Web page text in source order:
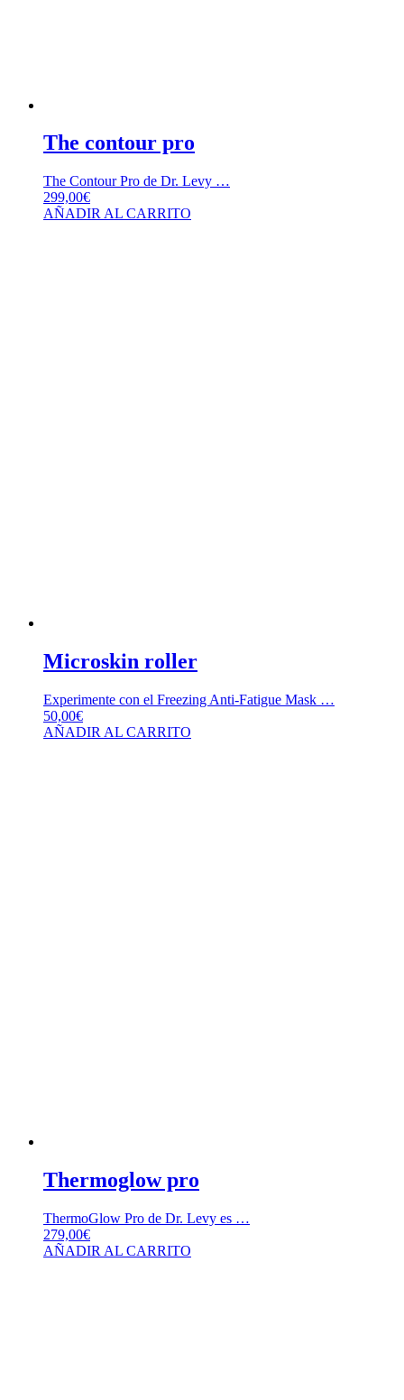
The contour pro
The Contour Pro de Dr. Levy …
299,00€
AÑADIR AL CARRITO
Microskin roller
Experimente con el Freezing Anti-Fatigue Mask …
50,00€
AÑADIR AL CARRITO
Thermoglow pro
ThermoGlow Pro de Dr. Levy es …
279,00€
AÑADIR AL CARRITO